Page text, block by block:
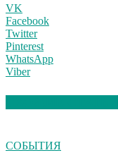
VK
Facebook
Twitter
Pinterest
WhatsApp
Viber
СОБЫТИЯ